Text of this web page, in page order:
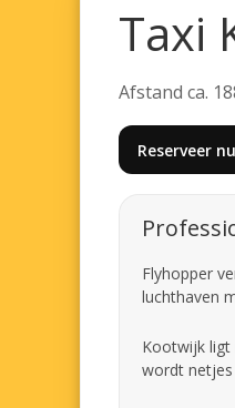
Taxi
Afstand ca.
Reserveer nu
Flyhopper
luchthaven
Kootwijk ligt
wordt netjes